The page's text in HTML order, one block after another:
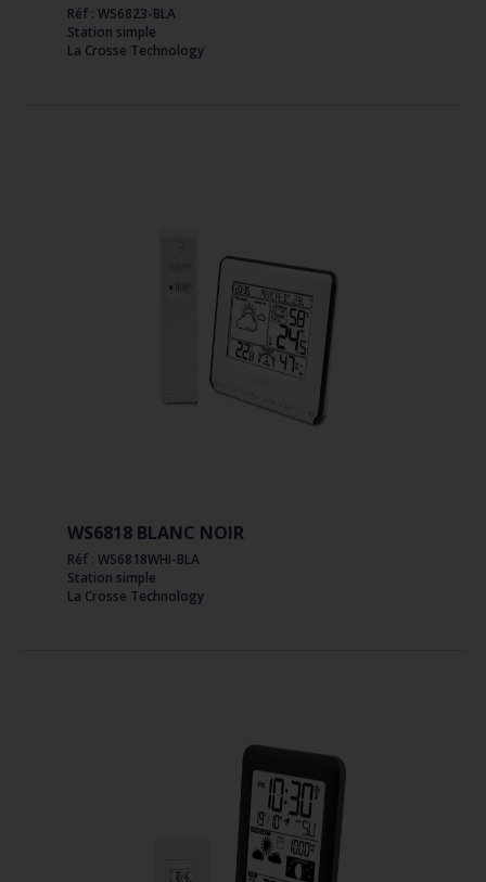
Réf : WS6823-BLA
Station simple
La Crosse Technology
WS6818 BLANC NOIR
Réf : WS6818WHI-BLA
Station simple
La Crosse Technology